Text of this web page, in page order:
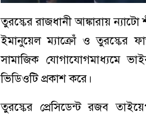
তুরস্কের রাজধানী আঙ্কারায়
ইমানুয়েল ম্যাক্রোঁ ও তুরস্কের
সামাজিক যোগাযোগমাধ্যমে
ভিডিওটি প্রকাশ করে।
তুরস্কের প্রেসিডেন্ট রজব